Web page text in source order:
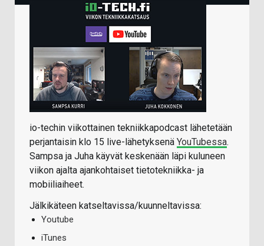
io-techin viikottainen tekniikkapodcast lähetetään
perjantaisin klo 15 live-lähetyksenä YouTubessa.
Sampsa ja Juha käyvät keskenään läpi kuluneen
viikon ajalta ajankohtaiset tietotekniikka- ja
mobiiliaiheet.
Jälkikäteen katseltavissa/kuunneltavissa:
Youtube
iTunes